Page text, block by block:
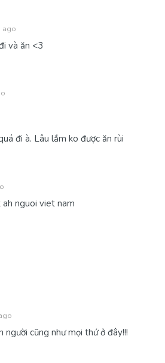
ago
và ăn <3
đi à. Lâu lắm ko được ăn rùi
ah nguoi viet nam
cũng như mọi thứ ở đây!!!